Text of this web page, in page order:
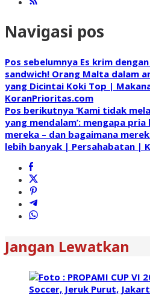
Navigasi pos
Pos sebelumnya Es krim
sandwich! Orang Malta dalam
yang Dicintai Koki Top |
KoranPrioritas.com
Pos berikutnya ‘Kami tidak
yang mendalam’: mengapa
mereka – dan bagaimana
lebih banyak | Persahabatan |
Jangan Lewatkan